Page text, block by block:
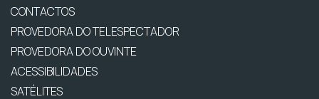
CONTACTOS
PROVEDORA DO TELESPECTADOR
PROVEDORA DO OUVINTE
ACESSIBILIDADES
SATÉLITES